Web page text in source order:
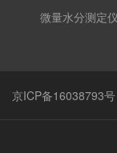
微量水分测定
京ICP备16038793号